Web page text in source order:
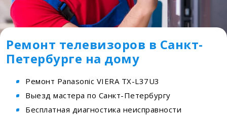
Ремонт телевизоров в Санкт-
Петербурге на дому
Ремонт Panasonic VIERA TX-L37U3
Выезд мастера по Санкт-Петербургу
Бесплатная диагностика неисправности